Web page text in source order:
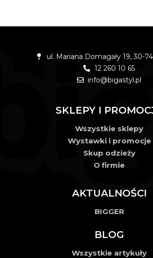
ul. Mariana Domagały 19, 30-
12 260 10 65
info@bigastyl.pl
SKLEPY I
Wszystkie sklepy
Wystawki i promocje
Skup odzieży
O firmie
AKTUALNOŚCI
BIGGER
BLOG
Wszystkie artykuły